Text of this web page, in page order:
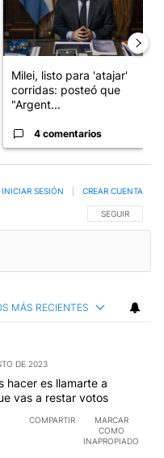
Milei, listo para 'atajar'
corridas: posteó que
"Argent...
4 comentarios
SIGA ESTA
SEGUIR
INICIAR SESIÓN CREAR CUENTA
MÁS RECIENTES
DE 2023
hacer es llamarte a
vas a restar votos
COMPARTIR
MARCAR
COMO
INAPROPIADO